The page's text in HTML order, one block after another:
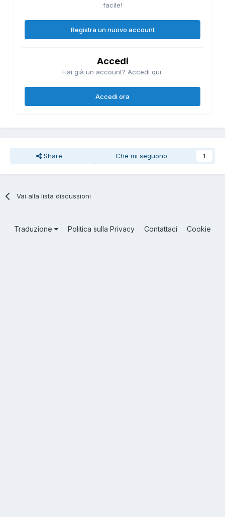
facile!
Registra un nuovo account
Accedi
Hai già un account? Accedi qui.
Accedi ora
Share Che mi seguono 1
Vai alla lista discussioni
Traduzione Politica sulla Privacy Contattaci Cookie